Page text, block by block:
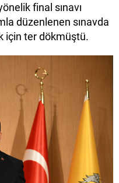
final sınavı
düzenlenen sınavda
için ter dökmüştü.